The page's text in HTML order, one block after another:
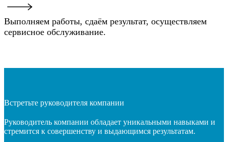
Выполняем работы, сдаём результат, осуществляем
сервисное обслуживание.
Встретьте руководителя компании
Руководитель компании обладает уникальными навыками и
стремится к совершенству и выдающимся результатам.